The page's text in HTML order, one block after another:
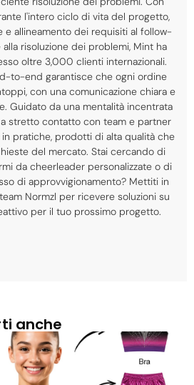
l'intero ciclo di vita del progetto,
e allineamento dei requisiti al follow-
risoluzione dei problemi, Mint ha
oltre 3,000 clienti internazionali.
to-end garantisce che ogni ordine
con una comunicazione chiara e
Guidato da una mentalità incentrata
stretto contatto con team e partner
pratiche, prodotti di alta qualità che
del mercato. Stai cercando di
da cheerleader personalizzate o di
di approvvigionamento? Mettiti in
Normzl per ricevere soluzioni su
per il tuo prossimo progetto.
anche